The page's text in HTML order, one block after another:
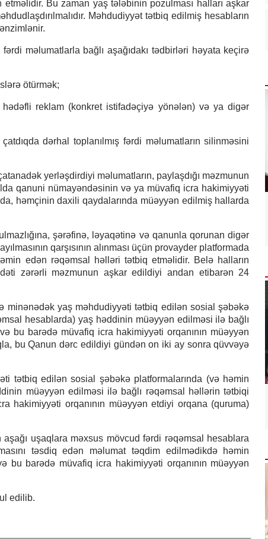
etməlidir. Bu zaman yaş tələbinin pozulması halları aşkar
Məhdudiyyət tətbiq edilmiş hesabların
fərdi məlumatlarla bağlı aşağıdakı tədbirləri həyata keçirə
ötürmək;
hədəfli reklam (konkret istifadəçiyə yönələn) və ya digər
dərhal toplanılmış fərdi məlumatların silinməsini
yerləşdirdiyi məlumatların, paylaşdığı məzmunun
qanuni nümayəndəsinin və ya müvafiq icra hakimiyyəti
həmçinin daxili qaydalarında müəyyən edilmiş hallarda
şərəfinə, ləyaqətinə və qanunla qorunan digər
qarşısının alınması üçün provayder platformada
edən rəqəmsal həlləri tətbiq etməlidir. Belə halların
zərərli məzmunun aşkar edildiyi andan etibarən 24
minənədək yaş məhdudiyyəti tətbiq edilən sosial şəbəkə
hesablarda) yaş həddinin müəyyən edilməsi ilə bağlı
bu barədə müvafiq icra hakimiyyəti orqanının müəyyən
bu Qanun dərc edildiyi gündən on iki ay sonra qüvvəyə
tətbiq edilən sosial şəbəkə platformalarında (və həmin
müəyyən edilməsi ilə bağlı rəqəmsal həllərin tətbiqi
hakimiyyəti orqanının müəyyən etdiyi orqana (quruma)
uşaqlara məxsus mövcud fərdi rəqəmsal hesablara
təsdiq edən məlumat təqdim edilmədikdə həmin
bu barədə müvafiq icra hakimiyyəti orqanının müəyyən
edilib.